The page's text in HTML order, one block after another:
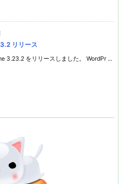
リリース
3.23.2 をリリースしました。 WordPr ...